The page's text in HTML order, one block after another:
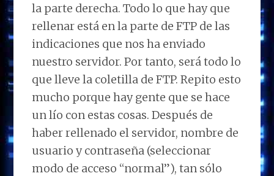
la parte derecha. Todo lo que hay que
rellenar está en la parte de FTP de las
indicaciones que nos ha enviado
nuestro servidor. Por tanto, será todo lo
que lleve la coletilla de FTP. Repito esto
mucho porque hay gente que se hace
un lío con estas cosas. Después de
haber rellenado el servidor, nombre de
usuario y contraseña (seleccionar
modo de acceso “normal”), tan sólo